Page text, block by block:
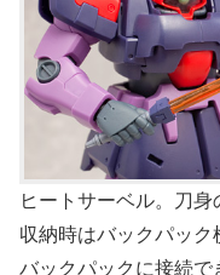
ヒートサーベル。刀身
収納時はバックパック
バックパックに接続で